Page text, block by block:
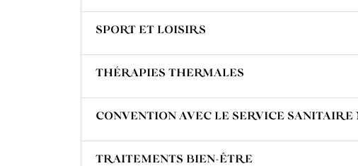
SPORT ET LOISIRS
THÉRAPIES THERMALES
CONVENTION AVEC LE SERVICE SANITAIRE
TRAITEMENTS BIEN-ÊTRE